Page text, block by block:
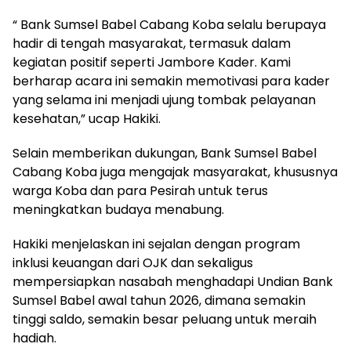
“ Bank Sumsel Babel Cabang Koba selalu berupaya
hadir di tengah masyarakat, termasuk dalam
kegiatan positif seperti Jambore Kader. Kami
berharap acara ini semakin memotivasi para kader
yang selama ini menjadi ujung tombak pelayanan
kesehatan,” ucap Hakiki.
Selain memberikan dukungan, Bank Sumsel Babel
Cabang Koba juga mengajak masyarakat, khususnya
warga Koba dan para Pesirah untuk terus
meningkatkan budaya menabung.
Hakiki menjelaskan ini sejalan dengan program
inklusi keuangan dari OJK dan sekaligus
mempersiapkan nasabah menghadapi Undian Bank
Sumsel Babel awal tahun 2026, dimana semakin
tinggi saldo, semakin besar peluang untuk meraih
hadiah.